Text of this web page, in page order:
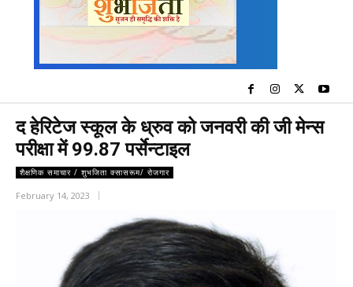
द हेरिटेज स्कूल के ध्रुव को जनवरी की जी मेन्स
परीक्षा में 99.87 पर्सेन्टाइल
शैक्षणिक समाचार / शुभजिता क्सासरूम/ रोजगार
February 14, 2023